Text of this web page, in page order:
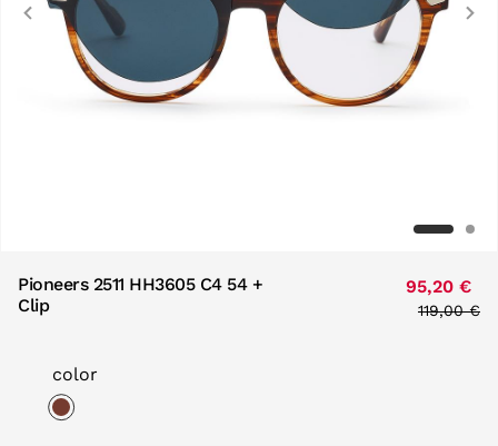
Previous
Pioneers 2511 HH3605 C4 54 +
Clip
95,20 €
Price
119,00 €
color